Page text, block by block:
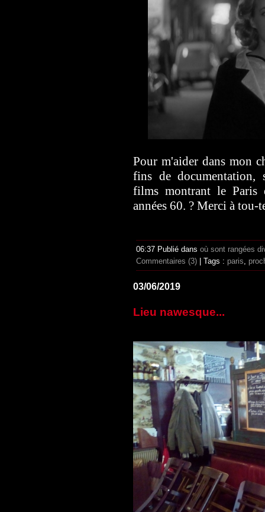
Pour m'aider dans mon
fins de documentation,
films montrant le Paris
années 60. ? Merci à tou-
06:37 Publié dans où sont rangées
Commentaires (3) | Tags : paris,
03/06/2019
Lieu nawesque...